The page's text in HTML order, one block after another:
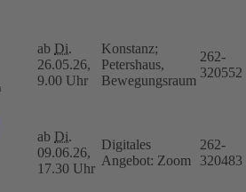
ab Di.
26.05.26,
9.00 Uhr
Konstanz;
Petershaus,
Bewegungsraum
262-
320552
ab Di.
09.06.26,
17.30 Uhr
Digitales
Angebot: Zoom
262-
320483